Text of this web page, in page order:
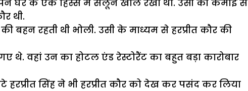
घर के एक हिस्से में सैलून खोल रखा था. उसी की कमाई से
थी.
रहती थी भोली. उसी के माध्यम से हरप्रीत कौर की
वहां उन का होटल एंड रेस्टोरैंट का बहुत बड़ा कारोबार
सिंह ने भी हरप्रीत कौर को देख कर पसंद कर लिया